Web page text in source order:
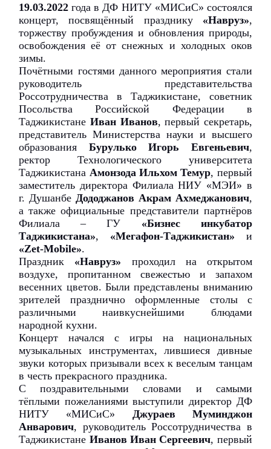
19.03.2022 года в ДФ НИТУ «МИСиС» состоялся
концерт, посвящённый празднику «Навруз»,
торжеству пробуждения и обновления природы,
освобождения её от снежных и холодных оков
зимы.
Почётными гостями данного мероприятия стали
руководитель представительства
Россотрудничества в Таджикистане, советник
Посольства Российской Федерации в
Таджикистане Иван Иванов, первый секретарь,
представитель Министерства науки и высшего
образования Бурулько Игорь Евгеньевич,
ректор Технологического университета
Таджикистана Амонзода Ильхом Темур, первый
заместитель директора Филиала НИУ «МЭИ» в
г. Душанбе Дододжанов Акрам Ахмеджанович,
а также официальные представители партнёров
Филиала – ГУ «Бизнес инкубатор
Таджикистана», «Мегафон-Таджикистан» и
«Zet-Mobile».
Праздник «Навруз» проходил на открытом
воздухе, пропитанном свежестью и запахом
весенних цветов. Были представлены вниманию
зрителей празднично оформленные столы с
различными наивкуснейшими блюдами
народной кухни.
Концерт начался с игры на национальных
музыкальных инструментах, лившиеся дивные
звуки которых призывали всех к веселым танцам
в честь прекрасного праздника.
С поздравительными словами и самыми
тёплыми пожеланиями выступили директор ДФ
НИТУ «МИСиС»
Джураев Муминджон
Анварович, руководитель Россотрудничества в
Таджикистане Иванов Иван Сергеевич, первый